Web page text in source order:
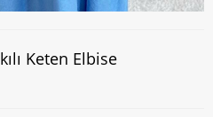
Keten Elbise